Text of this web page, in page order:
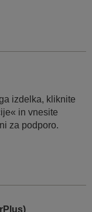
izdelka, kliknite
in vnesite
za podporo.